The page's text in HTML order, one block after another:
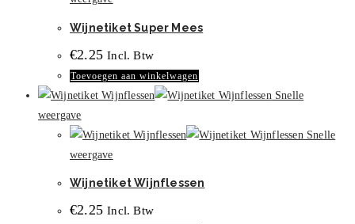
Wijnetiket Super Mees
€2.25 Incl. Btw
Toevoegen aan winkelwagen
Snelle
weergave
Snelle
weergave
Wijnetiket Wijnflessen
€2.25 Incl. Btw